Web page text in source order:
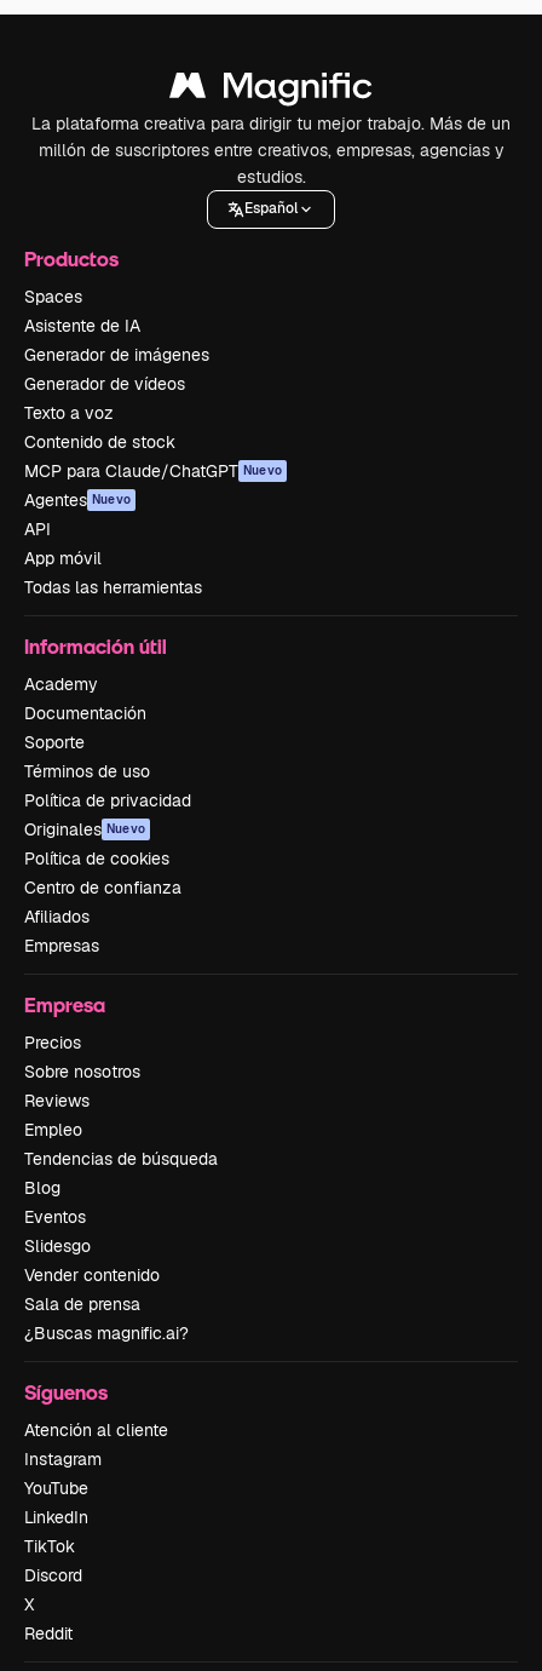
La plataforma creativa para dirigir tu mejor trabajo. Más de un
millón de suscriptores entre creativos, empresas, agencias y
estudios.
Español
Productos
Spaces
Asistente de IA
Generador de imágenes
Generador de vídeos
Texto a voz
Contenido de stock
MCP para Claude/ChatGPT Nuevo
Agentes Nuevo
API
App móvil
Todas las herramientas
Información útil
Academy
Documentación
Soporte
Términos de uso
Política de privacidad
Originales Nuevo
Política de cookies
Centro de confianza
Afiliados
Empresas
Empresa
Precios
Sobre nosotros
Reviews
Empleo
Tendencias de búsqueda
Blog
Eventos
Slidesgo
Vender contenido
Sala de prensa
¿Buscas magnific.ai?
Síguenos
Atención al cliente
Instagram
YouTube
LinkedIn
TikTok
Discord
X
Reddit